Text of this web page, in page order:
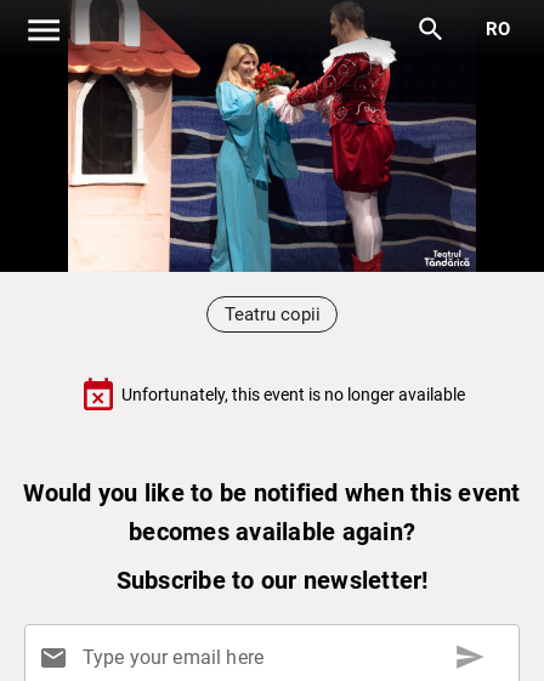
menu search RO
Teatru copii
event_busy Unfortunately, this event is no longer available
Would you like to be notified when this event
becomes available again?
Subscribe to our newsletter!
mail Type your email here send